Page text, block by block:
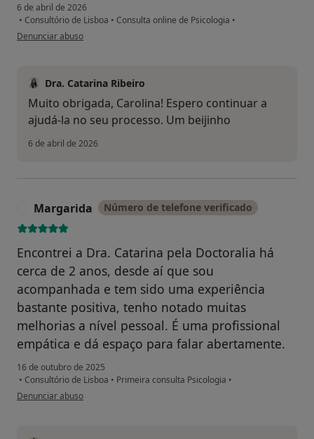
6 de abril de 2026
• Consultório de Lisboa • Consulta online de Psicologia •
na opinião do utilizador Carolina H.
Denunciar abuso
Dra. Catarina Ribeiro
Muito obrigada, Carolina! Espero continuar a
ajudá-la no seu processo. Um beijinho
6 de abril de 2026
Margarida Número de telefone verificado
Encontrei a Dra. Catarina pela Doctoralia há
cerca de 2 anos, desde aí que sou
acompanhada e tem sido uma experiência
bastante positiva, tenho notado muitas
melhorias a nível pessoal. É uma profissional
empática e dá espaço para falar abertamente.
16 de outubro de 2025
• Consultório de Lisboa • Primeira consulta Psicologia •
na opinião do utilizador Margarida
Denunciar abuso